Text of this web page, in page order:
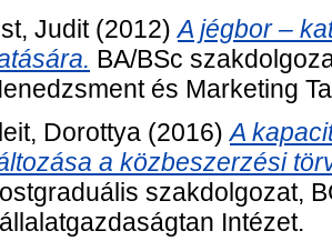
Judit(2012)A jégbor –
BA/BSc
és Marketing
Dorottya (2016)A
a közbeszerzési
szakdolgozat,
Intézet.